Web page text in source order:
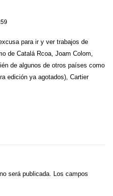
para ir y ver trabajos de
de Catalá Rcoa, Joam Colom,
de algunos de otros países como
edición ya agotados), Cartier
será publicada. Los campos